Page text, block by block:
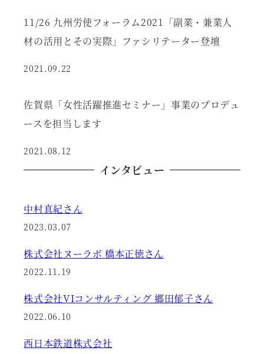
11/26 九州労使フォーラム2021「副業・兼業人
材の活用とその実際」ファシリテーター登壇
2021.09.22
佐賀県「女性活躍推進セミナー」事業のプロデュ
ースを担当します
2021.08.12
インタビュー
中村真紀さん
2023.03.07
株式会社ヌーラボ 橋本正徳さん
2022.11.19
株式会社VIコンサルティング 郷田郁子さん
2022.06.10
西日本鉄道株式会社